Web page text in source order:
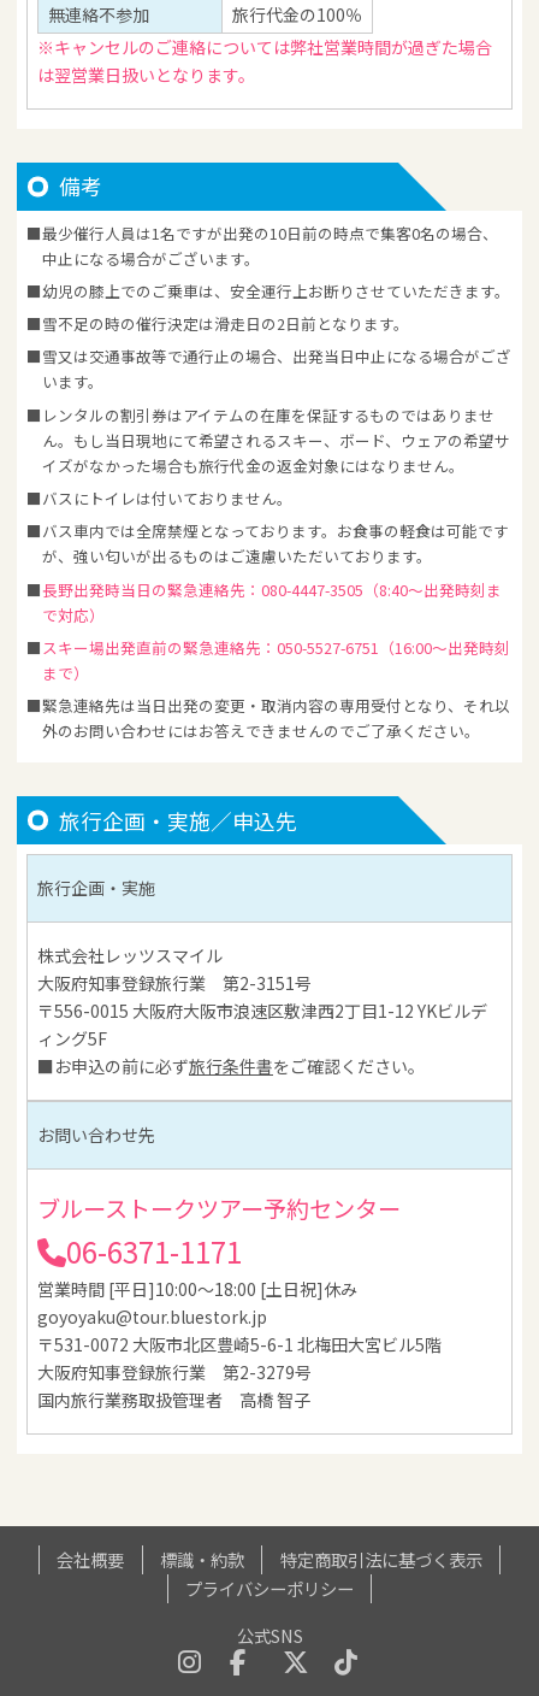
無連絡不参加
旅行代金の100％
※キャンセルのご連絡については弊社営業時間が過ぎた場合
は翌営業日扱いとなります。
備考
最少催行人員は1名ですが出発の10日前の時点で集客0名の場合、
中止になる場合がございます。
幼児の膝上でのご乗車は、安全運行上お断りさせていただきます。
雪不足の時の催行決定は滑走日の2日前となります。
雪又は交通事故等で通行止の場合、出発当日中止になる場合がござ
います。
レンタルの割引券はアイテムの在庫を保証するものではありませ
ん。もし当日現地にて希望されるスキー、ボード、ウェアの希望サ
イズがなかった場合も旅行代金の返金対象にはなりません。
バスにトイレは付いておりません。
バス車内では全席禁煙となっております。お食事の軽食は可能です
が、強い匂いが出るものはご遠慮いただいております。
長野出発時当日の緊急連絡先：080-4447-3505（8:40～出発時刻ま
で対応）
スキー場出発直前の緊急連絡先：050-5527-6751（16:00～出発時刻
まで）
緊急連絡先は当日出発の変更・取消内容の専用受付となり、それ以
外のお問い合わせにはお答えできませんのでご了承ください。
旅行企画・実施／申込先
旅行企画・実施
株式会社レッツスマイル
大阪府知事登録旅行業 第2-3151号
〒556-0015 大阪府大阪市浪速区敷津西2丁目1-12 YKビルデ
ィング5F
■お申込の前に必ず旅行条件書をご確認ください。
お問い合わせ先
ブルーストークツアー予約センター
06-6371-1171
営業時間 [平日]10:00～18:00 [土日祝]休み
goyoyaku@tour.bluestork.jp
〒531-0072 大阪市北区豊崎5-6-1 北梅田大宮ビル5階
大阪府知事登録旅行業 第2-3279号
国内旅行業務取扱管理者 高橋 智子
会社概要 標識・約款
特定商取引法に基づく表示
プライバシーポリシー
公式SNS